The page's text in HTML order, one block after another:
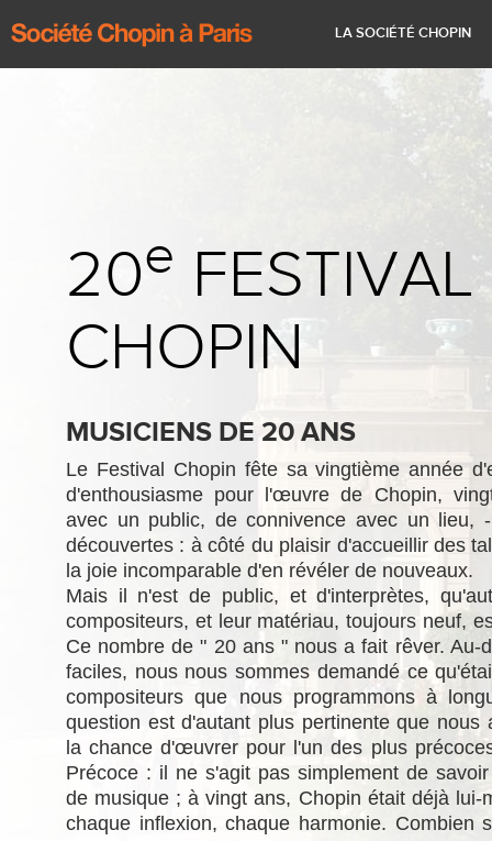
LA SOCIÉTÉ CHOPIN
Calendrier
41ème Festival Chopin à Paris Renseignements pratiques
La vie de Chopin
20e FESTIVAL
CHOPIN
MUSICIENS DE 20 ANS
Le Festival Chopin fête sa vingtième année
d'enthousiasme pour l'œuvre de Chopin,
avec un public, de connivence avec un lieu,
découvertes : à côté du plaisir d'accueillir des
la joie incomparable d'en révéler de nouveaux.
Mais il n'est de public, et d'interprètes,
compositeurs, et leur matériau, toujours neuf,
Ce nombre de " 20 ans " nous a fait rêver. Au-
faciles, nous nous sommes demandé ce
compositeurs que nous programmons à
question est d'autant plus pertinente que nous
la chance d'œuvrer pour l'un des plus
Précoce : il ne s'agit pas simplement de
de musique ; à vingt ans, Chopin était déjà lui-
chaque inflexion, chaque harmonie. Combien